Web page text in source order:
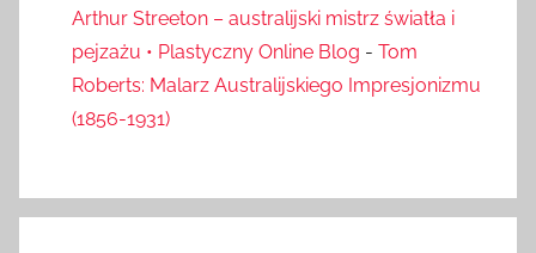
Arthur Streeton – australijski mistrz światła i
pejzażu • Plastyczny Online Blog - Tom
Roberts: Malarz Australijskiego Impresjonizmu
(1856-1931)